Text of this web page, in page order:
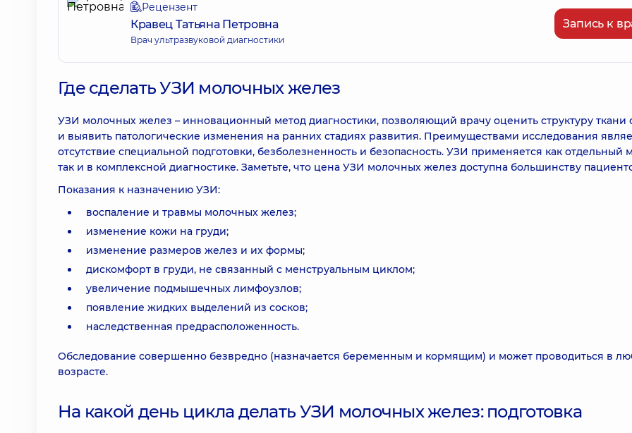
Рецензент
Кравец Татьяна Петровна
Врач ультразвуковой диагностики
Запись к
Где сделать УЗИ молочных желез
УЗИ молочных желез – инновационный метод диагностики, позволяющий врачу оценить структуру ткани
и выявить патологические изменения на ранних стадиях развития. Преимуществами исследования
отсутствие специальной подготовки, безболезненность и безопасность. УЗИ применяется как отдельный
так и в комплексной диагностике. Заметьте, что цена УЗИ молочных желез доступна большинству
Показания к назначению УЗИ:
воспаление и травмы молочных желез;
изменение кожи на груди;
изменение размеров желез и их формы;
дискомфорт в груди, не связанный с менструальным циклом;
увеличение подмышечных лимфоузлов;
появление жидких выделений из сосков;
наследственная предрасположенность.
Обследование совершенно безвредно (назначается беременным и кормящим) и может проводиться в
возрасте.
На какой день цикла делать УЗИ молочных желез: подготовка